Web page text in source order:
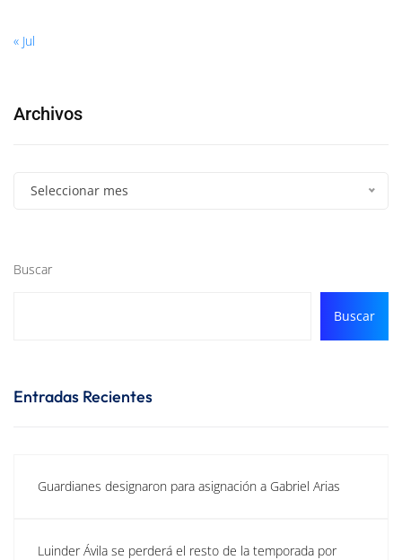
« Jul
Archivos
Seleccionar mes
Buscar
Buscar
Entradas Recientes
Guardianes designaron para asignación a Gabriel Arias
Luinder Ávila se perderá el resto de la temporada por